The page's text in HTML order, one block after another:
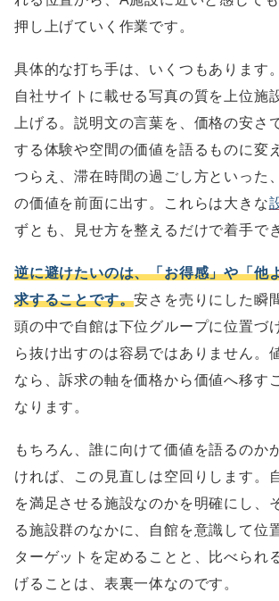
押し上げていく作業です。
具体的な打ち手は、いくつもあります
自社サイトに載せる写真の質を上位施
上げる。説明文の言葉を、価格の安さ
する体験や空間の価値を語るものに変
つらえ、滞在時間の過ごし方といった
の価値を前面に出す。これらは大きな
ずとも、見せ方を整えるだけで着手で
逆に避けたいのは、「お得感」や「他
求することです。安さを売りにした瞬
頭の中で自館は下位グループに位置づ
ら抜け出すのは容易ではありません。
なら、訴求の軸を価格から価値へ移す
なります。
もちろん、誰に向けて価値を語るのか
ければ、この見直しは空回りします。
を満足させる施設なのかを明確にし、
る施設群のなかに、自館を意識して位
ターゲットを定めることと、比べられ
げることは、表裏一体なのです。